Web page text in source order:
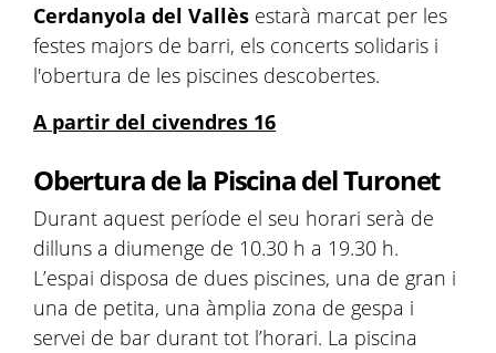
Cerdanyola del Vallès estarà marcat per les
festes majors de barri, els concerts solidaris i
l'obertura de les piscines descobertes.
A partir del civendres 16
Obertura de la Piscina del Turonet
Durant aquest període el seu horari serà de
dilluns a diumenge de 10.30 h a 19.30 h.
L’espai disposa de dues piscines, una de gran i
una de petita, una àmplia zona de gespa i
servei de bar durant tot l’horari. La piscina